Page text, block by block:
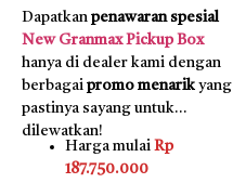
Dapatkan penawaran spesial
New Granmax Pickup Box
hanya di dealer kami dengan
berbagai promo menarik yang
pastinya sayang untuk
dilewatkan!
Harga mulai Rp
187.750.000